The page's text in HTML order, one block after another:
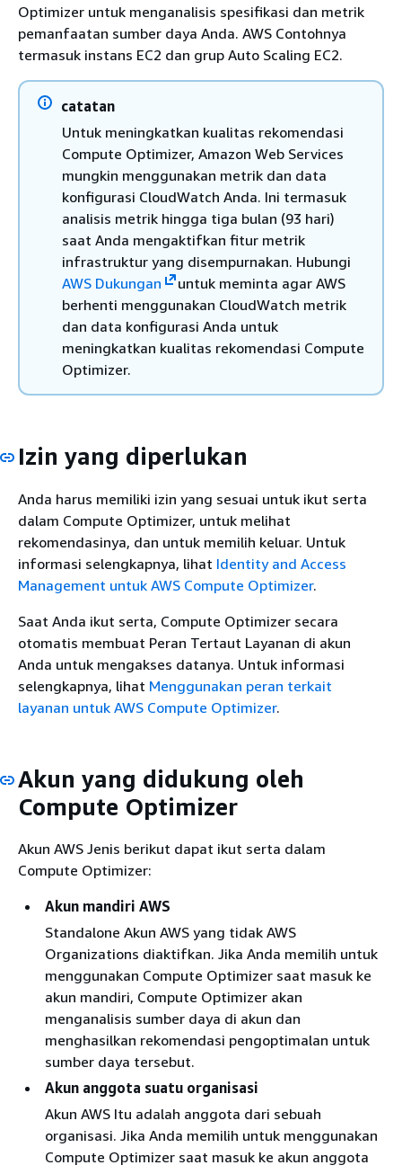
Optimizer untuk menganalisis spesifikasi dan metrik
pemanfaatan sumber daya Anda. AWS Contohnya
termasuk instans EC2 dan grup Auto Scaling EC2.
catatan
Untuk meningkatkan kualitas rekomendasi
Compute Optimizer, Amazon Web Services
mungkin menggunakan metrik dan data
konfigurasi CloudWatch Anda. Ini termasuk
analisis metrik hingga tiga bulan (93 hari)
saat Anda mengaktifkan fitur metrik
infrastruktur yang disempurnakan. Hubungi
AWS Dukungan
untuk meminta agar AWS
berhenti menggunakan CloudWatch metrik
dan data konfigurasi Anda untuk
meningkatkan kualitas rekomendasi Compute
Optimizer.
Izin yang diperlukan
Anda harus memiliki izin yang sesuai untuk ikut serta
dalam Compute Optimizer, untuk melihat
rekomendasinya, dan untuk memilih keluar. Untuk
informasi selengkapnya, lihat Identity and Access
Management untuk AWS Compute Optimizer.
Saat Anda ikut serta, Compute Optimizer secara
otomatis membuat Peran Tertaut Layanan di akun
Anda untuk mengakses datanya. Untuk informasi
selengkapnya, lihat Menggunakan peran terkait
layanan untuk AWS Compute Optimizer.
Akun yang didukung oleh
Compute Optimizer
Akun AWS Jenis berikut dapat ikut serta dalam
Compute Optimizer:
Akun mandiri AWS
Standalone Akun AWS yang tidak AWS
Organizations diaktifkan. Jika Anda memilih untuk
menggunakan Compute Optimizer saat masuk ke
akun mandiri, Compute Optimizer akan
menganalisis sumber daya di akun dan
menghasilkan rekomendasi pengoptimalan untuk
sumber daya tersebut.
Akun anggota suatu organisasi
Akun AWS Itu adalah anggota dari sebuah
organisasi. Jika Anda memilih untuk menggunakan
Compute Optimizer saat masuk ke akun anggota